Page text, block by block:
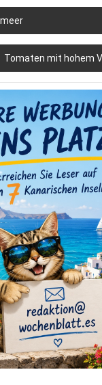
Tomaten mit hohem